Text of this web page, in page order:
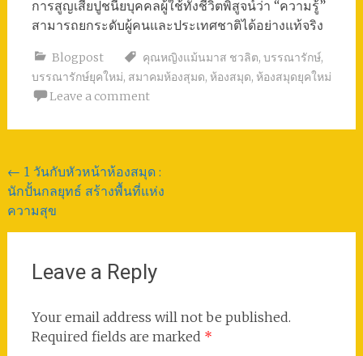
การสูญเสียปูชนียบุคคลผู้ใช้ทั้งชีวิตพิสูจน์ว่า “ความรู้”
สามารถยกระดับผู้คนและประเทศชาติได้อย่างแท้จริง
Blogpost คุณหญิงแม้นมาส ชวลิต, บรรณารักษ์,
บรรณารักษ์ยุคใหม่, สมาคมห้องสุมด, ห้องสมุด, ห้องสมุดยุคใหม่
Leave a comment
Post
navigation
← 1 วันกับหัวหน้าห้องสมุด :
นักปั้นกลยุทธ์ สร้างพื้นที่แห่ง
ความสุข
Leave a Reply
Your email address will not be published.
Required fields are marked *